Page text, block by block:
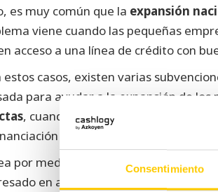
Consentimiento
es muy común que la expansión
viene cuando las pequeñas
acceso a una línea de crédito con
estos casos, existen varias
para ayudar a la expansión de
, cuando el Gobierno o un
indirecta, cuando se
por medio de inyecciones de capital
en ayudar a todos los negocios